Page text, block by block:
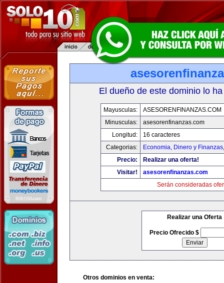
El dueño de este dominio lo
Mayusculas:
ASESORENFINANZAS.COM
Minusculas:
asesorenfinanzas.com
Longitud:
16 caracteres
Categorias:
Economia, Dinero y Finanzas
Precio:
Realizar una oferta!
Visitar!
asesorenfinanzas.com
Serán consideradas
Realizar una Oferta
Precio Ofrecido $
Otros dominios en venta: